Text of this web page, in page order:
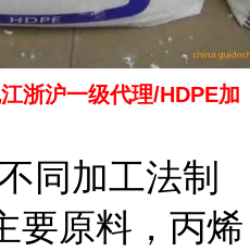
浙沪一级代理/HDPE加
同加工法制
要原料，丙烯